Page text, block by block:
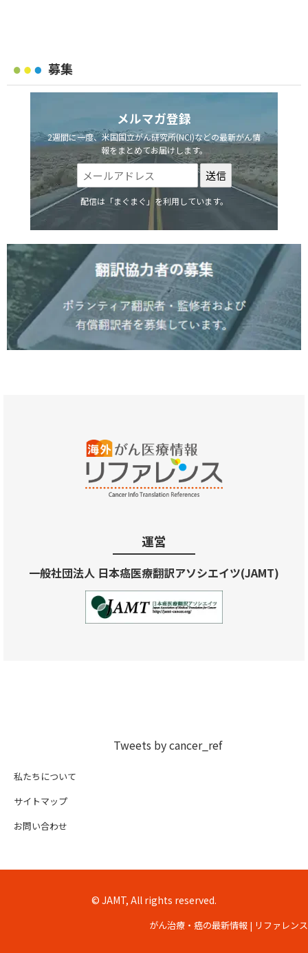
募集
メルマガ登録
2週間に一度、米国国立がん研究所(NCI)などの最新がん情
報をまとめてお届けします。
配信は「まぐまぐ」を利用しています。
運営
一般社団法人 日本癌医療翻訳アソシエイツ(JAMT)
Tweets by cancer_ref
私たちについて
サイトマップ
お問い合わせ
© JAMT, All rights reserved.
がん治療・癌の最新情報 | リファレンス